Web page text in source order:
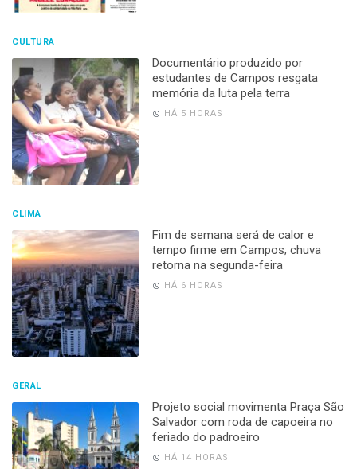
CULTURA
Documentário produzido por
estudantes de Campos resgata
memória da luta pela terra
HÁ 5 HORAS
CLIMA
Fim de semana será de calor e
tempo firme em Campos; chuva
retorna na segunda-feira
HÁ 6 HORAS
GERAL
Projeto social movimenta Praça São
Salvador com roda de capoeira no
feriado do padroeiro
HÁ 14 HORAS